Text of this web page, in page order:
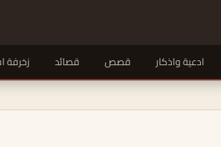
ادعية واذكار قصص قصائد زخرفة